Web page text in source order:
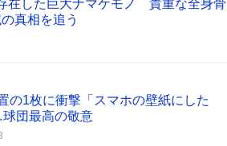
在した巨大ナマケモノ 貴重な全身骨
真相を追う
の1枚に衝撃「スマホの壁紙にした
団最高の敬意